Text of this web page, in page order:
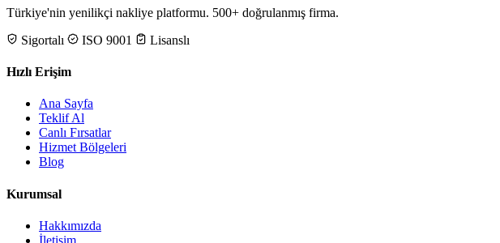
Türkiye'nin yenilikçi nakliye platformu. 500+ doğrulanmış firma.
Sigortalı
ISO 9001 Lisanslı
Hızlı Erişim
Ana Sayfa
Teklif Al
Canlı Fırsatlar
Hizmet Bölgeleri
Blog
Kurumsal
Hakkımızda
İletişim